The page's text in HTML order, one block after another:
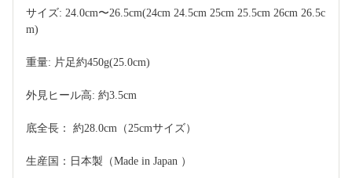
サイズ: 24.0cm〜26.5cm(24cm 24.5cm 25cm 25.5cm 26cm 26.5c
m)
重量: 片足約450g(25.0cm)
外見ヒール高: 約3.5cm
底全長： 約28.0cm（25cmサイズ）
生産国：日本製（Made in Japan ）